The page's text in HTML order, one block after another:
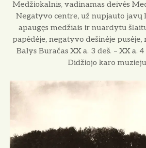
Medžiokalnis, vadinamas deivės
Negatyvo centre, už nupjauto javų
apaugęs medžiais ir nuardytu
papėdėje, negatyvo dešinėje pusėje,
Balys Buračas XX a. 3 deš. – XX a.
Didžiojo karo